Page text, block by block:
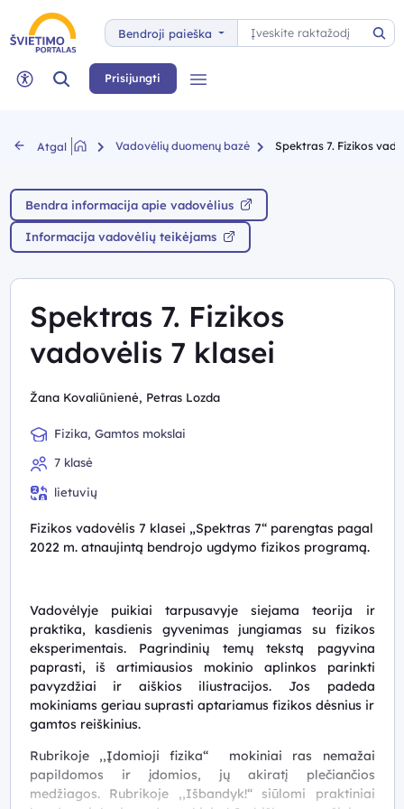
Bendroji paieška
Paieška
Neįgaliųjų rėžimas
Paieška Prisijungti
Atgal Vadovėlių duomenų bazė Spektras 7. Fizikos
Bendra informacija apie vadovėlius
Informacija vadovėlių teikėjams
Spektras 7. Fizikos
vadovėlis 7 klasei
Žana Kovaliūnienė, Petras Lozda
Fizika, Gamtos mokslai
7 klasė
lietuvių
Fizikos vadovėlis 7 klasei „Spektras 7“ parengtas pagal
2022 m. atnaujintą bendrojo ugdymo fizikos programą.
Vadovėlyje puikiai tarpusavyje siejama teorija ir
praktika, kasdienis gyvenimas jungiamas su fizikos
eksperimentais. Pagrindinių temų tekstą pagyvina
paprasti, iš artimiausios mokinio aplinkos parinkti
pavyzdžiai ir aiškios iliustracijos. Jos padeda
mokiniams geriau suprasti aptariamus fizikos dėsnius ir
gamtos reiškinius.
Rubrikoje ,,Įdomioji fizika“ mokiniai ras nemažai
papildomos ir įdomios, jų akiratį plečiančios
medžiagos. Rubrikoje ,,Išbandyk!“ siūlomi praktiniai